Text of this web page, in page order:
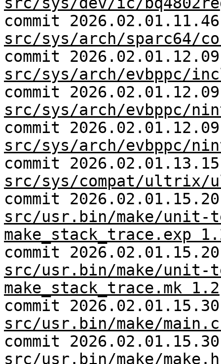
commit
src/sys/arch/sparc64/
commit
src/sys/arch/evbppc/
commit
src/sys/arch/evbppc/
commit
src/sys/arch/evbppc/
commit
src/sys/compat/ultrix/
commit
src/usr.bin/make/unit-
make_stack_trace.exp
commit
src/usr.bin/make/unit-
make_stack_trace.mk 1.2
commit
src/usr.bin/make/
commit
src/usr.bin/make/